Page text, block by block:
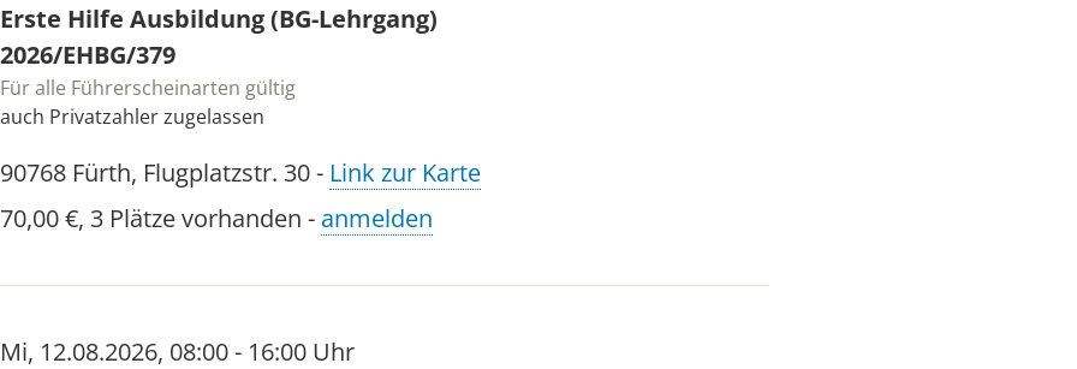
Erste Hilfe Ausbildung (BG-Lehrgang)
2026/EHBG/379
Für alle Führerscheinarten gültig
auch Privatzahler zugelassen
90768 Fürth, Flugplatzstr. 30- Link zur Karte
70,00 €, 3 Plätze vorhanden - anmelden
Mi, 12.08.2026, 08:00 - 16:00 Uhr